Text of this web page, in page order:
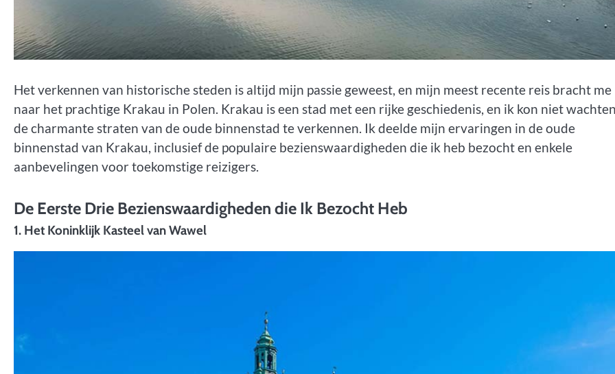
Het verkennen van historische steden is altijd mijn passie geweest, en mijn meest recente reis bracht me
naar het prachtige Krakau in Polen. Krakau is een stad met een rijke geschiedenis, en ik kon niet
de charmante straten van de oude binnenstad te verkennen. Ik deelde mijn ervaringen in de oude
binnenstad van Krakau, inclusief de populaire bezienswaardigheden die ik heb bezocht en enkele
aanbevelingen voor toekomstige reizigers.
De Eerste Drie Bezienswaardigheden die Ik Bezocht Heb
1. Het Koninklijk Kasteel van Wawel